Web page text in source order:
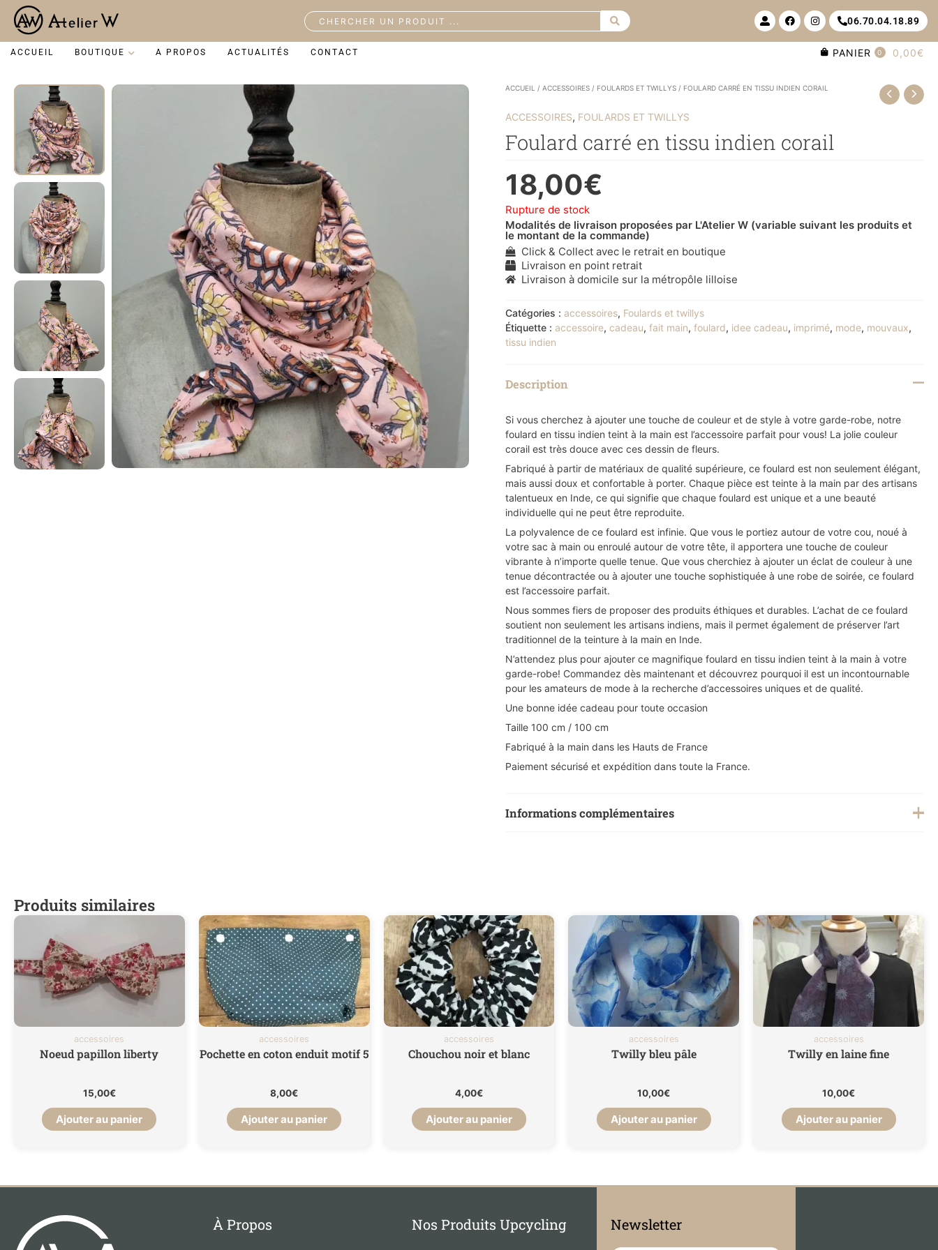
Aller
contenu
Search
...
U
s
e
r
t
F
a
c
e
k
I
n
s
t
a
m
06.70.04.18.89
ACCUEIL BOUTIQUE A PROPOS ACTUALITÉS CONTACT PANIER 0 0,00€
ACCUEIL /ACCESSOIRES / FOULARDS ET TWILLYS / FOULARD CARRÉ EN TISSU INDIEN CORAIL
ACCESSOIRES, FOULARDS ET TWILLYS
Foulard carré en tissu indien corail
18,00€
Rupture de stock
Modalités de livraison proposées par L'Atelier W (variable suivant les produits et
le montant de la commande)
Click & Collect avec le retrait en boutique
Livraison en point retrait
Livraison à domicile sur la métropôle lilloise
Catégories : accessoires, Foulards et twillys
Étiquette : accessoire,cadeau,fait main,foulard, idee cadeau, imprimé, mode, mouvaux,
tissu indien
Description
Si vous cherchez à ajouter une touche de couleur et de style à votre garde-robe, notre
foulard en tissu indien teint à la main est l’accessoire parfait pour vous! La jolie couleur
corail est très douce avec ces dessin de fleurs.
Fabriqué à partir de matériaux de qualité supérieure, ce foulard est non seulement élégant,
mais aussi doux et confortable à porter. Chaque pièce est teinte à la main par des artisans
talentueux en Inde, ce qui signifie que chaque foulard est unique et a une beauté
individuelle qui ne peut être reproduite.
La polyvalence de ce foulard est infinie. Que vous le portiez autour de votre cou, noué à
votre sac à main ou enroulé autour de votre tête, il apportera une touche de couleur
vibrante à n’importe quelle tenue. Que vous cherchiez à ajouter un éclat de couleur à une
tenue décontractée ou à ajouter une touche sophistiquée à une robe de soirée, ce foulard
est l’accessoire parfait.
Nous sommes fiers de proposer des produits éthiques et durables. L’achat de ce foulard
soutient non seulement les artisans indiens, mais il permet également de préserver l’art
traditionnel de la teinture à la main en Inde.
N’attendez plus pour ajouter ce magnifique foulard en tissu indien teint à la main à votre
garde-robe! Commandez dès maintenant et découvrez pourquoi il est un incontournable
pour les amateurs de mode à la recherche d’accessoires uniques et de qualité.
Une bonne idée cadeau pour toute occasion
Taille 100 cm / 100 cm
Fabriqué à la main dans les Hauts de France
Paiement sécurisé et expédition dans toute la France.
Informations complémentaires
Produits similaires
accessoires
Noeud papillon liberty
15,00€
Ajouter au panier
accessoires
Pochette en coton enduit motif 5
8,00€
Ajouter au panier
accessoires
Chouchou noir et blanc
4,00€
Ajouter au panier
accessoires
Twilly bleu pâle
10,00€
Ajouter au panier
accessoires
Twilly en laine fine
10,00€
Ajouter au panier
À Propos Nos Produits Upcycling Newsletter